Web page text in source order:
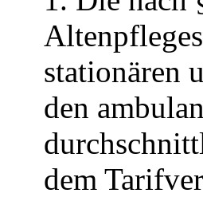
stationären
den
dem